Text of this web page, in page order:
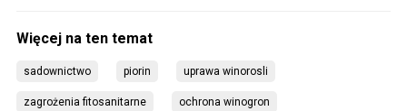
sadownictwo piorin uprawa winorosli
zagrożenia fitosanitarne ochrona winogron